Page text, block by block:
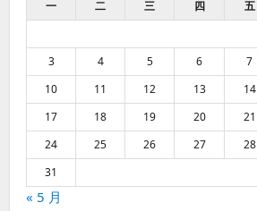
一 二 三 四 五
3
4 5 6 7
10
11 12 13 14
17
18 19 20 21
24
25 26 27 28
31
« 5 月